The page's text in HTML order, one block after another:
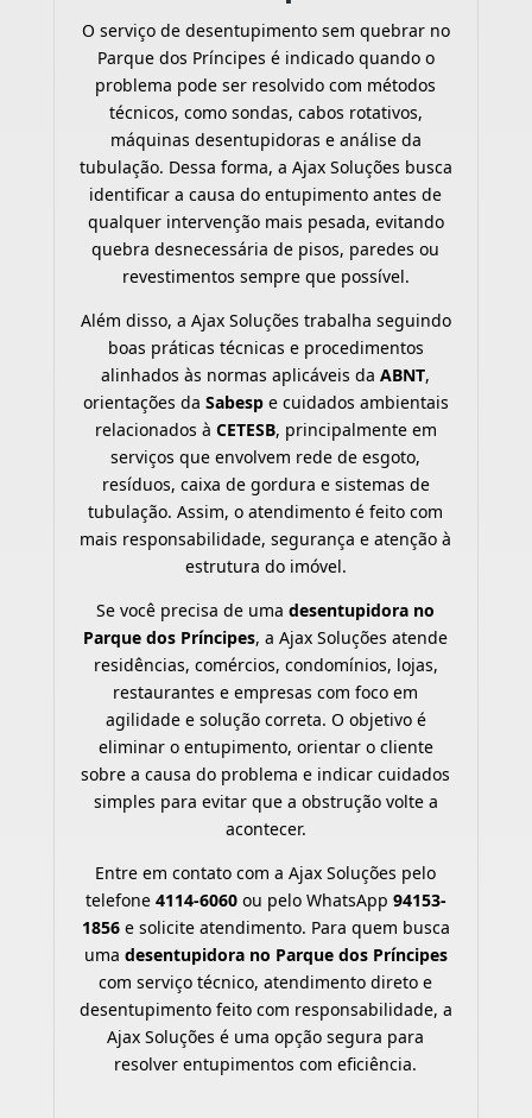
O serviço de desentupimento sem quebrar no
Parque dos Príncipes é indicado quando o
problema pode ser resolvido com métodos
técnicos, como sondas, cabos rotativos,
máquinas desentupidoras e análise da
tubulação. Dessa forma, a Ajax Soluções busca
identificar a causa do entupimento antes de
qualquer intervenção mais pesada, evitando
quebra desnecessária de pisos, paredes ou
revestimentos sempre que possível.
Além disso, a Ajax Soluções trabalha seguindo
boas práticas técnicas e procedimentos
alinhados às normas aplicáveis daABNT,
orientações da Sabespe cuidados ambientais
relacionados à CETESB, principalmente em
serviços que envolvem rede de esgoto,
resíduos, caixa de gordura e sistemas de
tubulação. Assim, o atendimento é feito com
mais responsabilidade, segurança e atenção à
estrutura do imóvel.
Se você precisa de umadesentupidora no
Parque dos Príncipes, a Ajax Soluções atende
residências, comércios, condomínios, lojas,
restaurantes e empresas com foco em
agilidade e solução correta. O objetivo é
eliminar o entupimento, orientar o cliente
sobre a causa do problema e indicar cuidados
simples para evitar que a obstrução volte a
acontecer.
Entre em contato com a Ajax Soluções pelo
telefone 4114-6060ou pelo WhatsApp 94153-
1856e solicite atendimento. Para quem busca
uma desentupidora no Parque dos Príncipes
com serviço técnico, atendimento direto e
desentupimento feito com responsabilidade, a
Ajax Soluções é uma opção segura para
resolver entupimentos com eficiência.